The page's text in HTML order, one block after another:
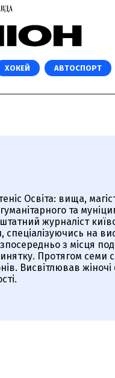
ХОКЕЙ АВТОСПОРТ
Освіта: вища,
та
журналіст
на
з місця
Протягом семи
Висвітлював